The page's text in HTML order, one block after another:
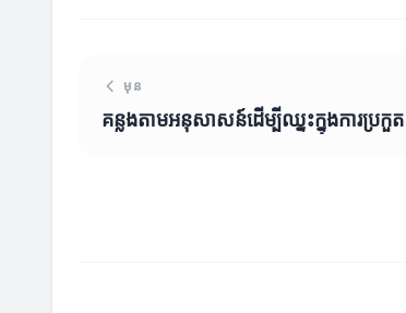
មុន
គន្លងតាមអនុសាសន៍ដើម្បីឈ្នះក្នុងការប្រកួត